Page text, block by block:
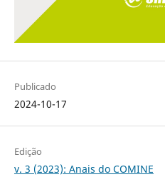
Publicado
2024-10-17
Edição
v. 3 (2023): Anais do COMINE